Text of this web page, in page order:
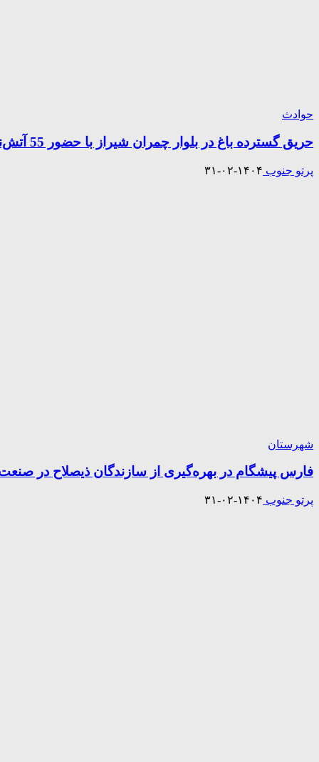
حوادث
حریق گسترده باغ در بلوار چمران شیراز با حضور 55 آتش‌نشان مهار شد
پرتو جنوب ۱۴۰۴-۰۲-۳۱
شهرستان
فارس پیشگام در بهره‌گیری از سازندگان ذیصلاح در
پرتو جنوب ۱۴۰۴-۰۲-۳۱